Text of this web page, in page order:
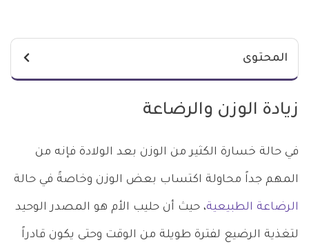
المحتوى
زيادة الوزن والرضاعة
في حالة خسارة الكثير من الوزن بعد الولادة فإنه من
المهم جداً محاولة اكتساب بعض الوزن وخاصةً في حالة
الرضاعة الطبيعية، حيث أن حليب الأم هو المصدر الوحيد
لتغذية الرضيع لفترة طويلة من الوقت وحتى يكون قادراً